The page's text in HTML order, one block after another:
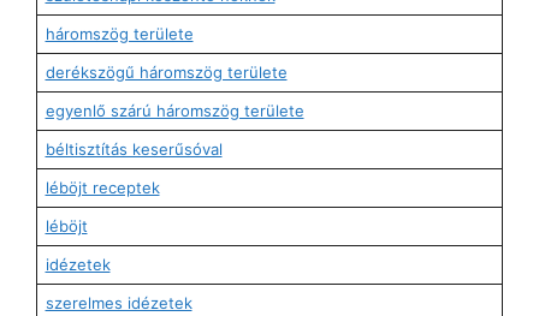
háromszög területe
derékszögű háromszög területe
egyenlő szárú háromszög területe
béltisztítás keserűsóval
léböjt receptek
léböjt
idézetek
szerelmes idézetek